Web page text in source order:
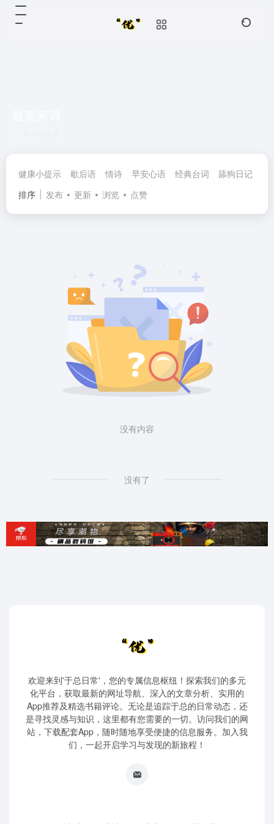
健康小提示 歇后语 情诗 早安心语 经典台词 舔狗日记
排序
发布 更新 浏览 点赞
没有内容
没有了
欢迎来到'于总日常'，您的专属信息枢纽！探索我们的多元
化平台，获取最新的网址导航、深入的文章分析、实用的
App推荐及精选书籍评论。无论是追踪于总的日常动态，还
是寻找灵感与知识，这里都有您需要的一切。访问我们的网
站，下载配套App，随时随地享受便捷的信息服务。加入我
们，一起开启学习与发现的新旅程！